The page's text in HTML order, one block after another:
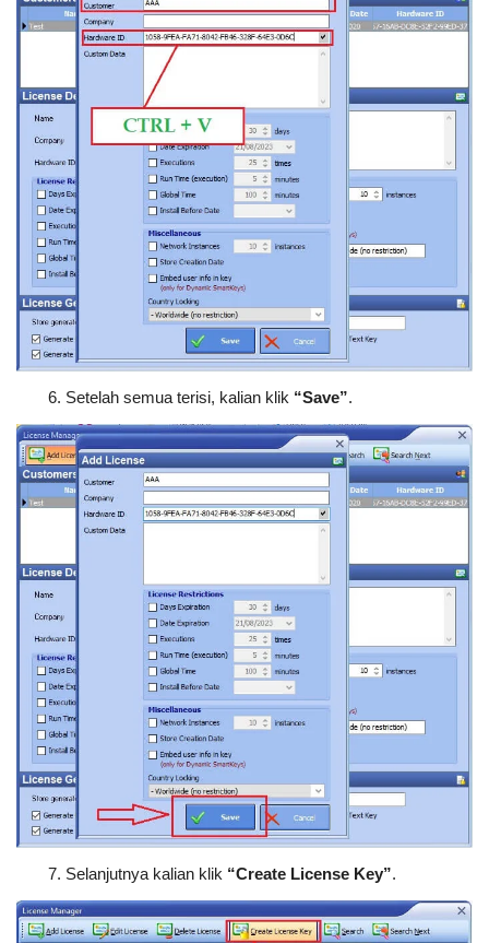
Setelah semua terisi, kalian klik “Save”.
Selanjutnya kalian klik “Create License Key”.